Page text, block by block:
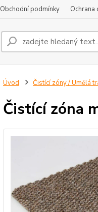
Obchodní podmínky Ochrana
Úvod Čistící zóny / Umělá
Čistící zóna